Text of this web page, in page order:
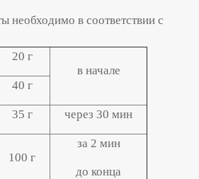
необходимо в соответствии с
20 г
в начале
40 г
35 г через 30 мин
100 г
за 2 мин
до конца